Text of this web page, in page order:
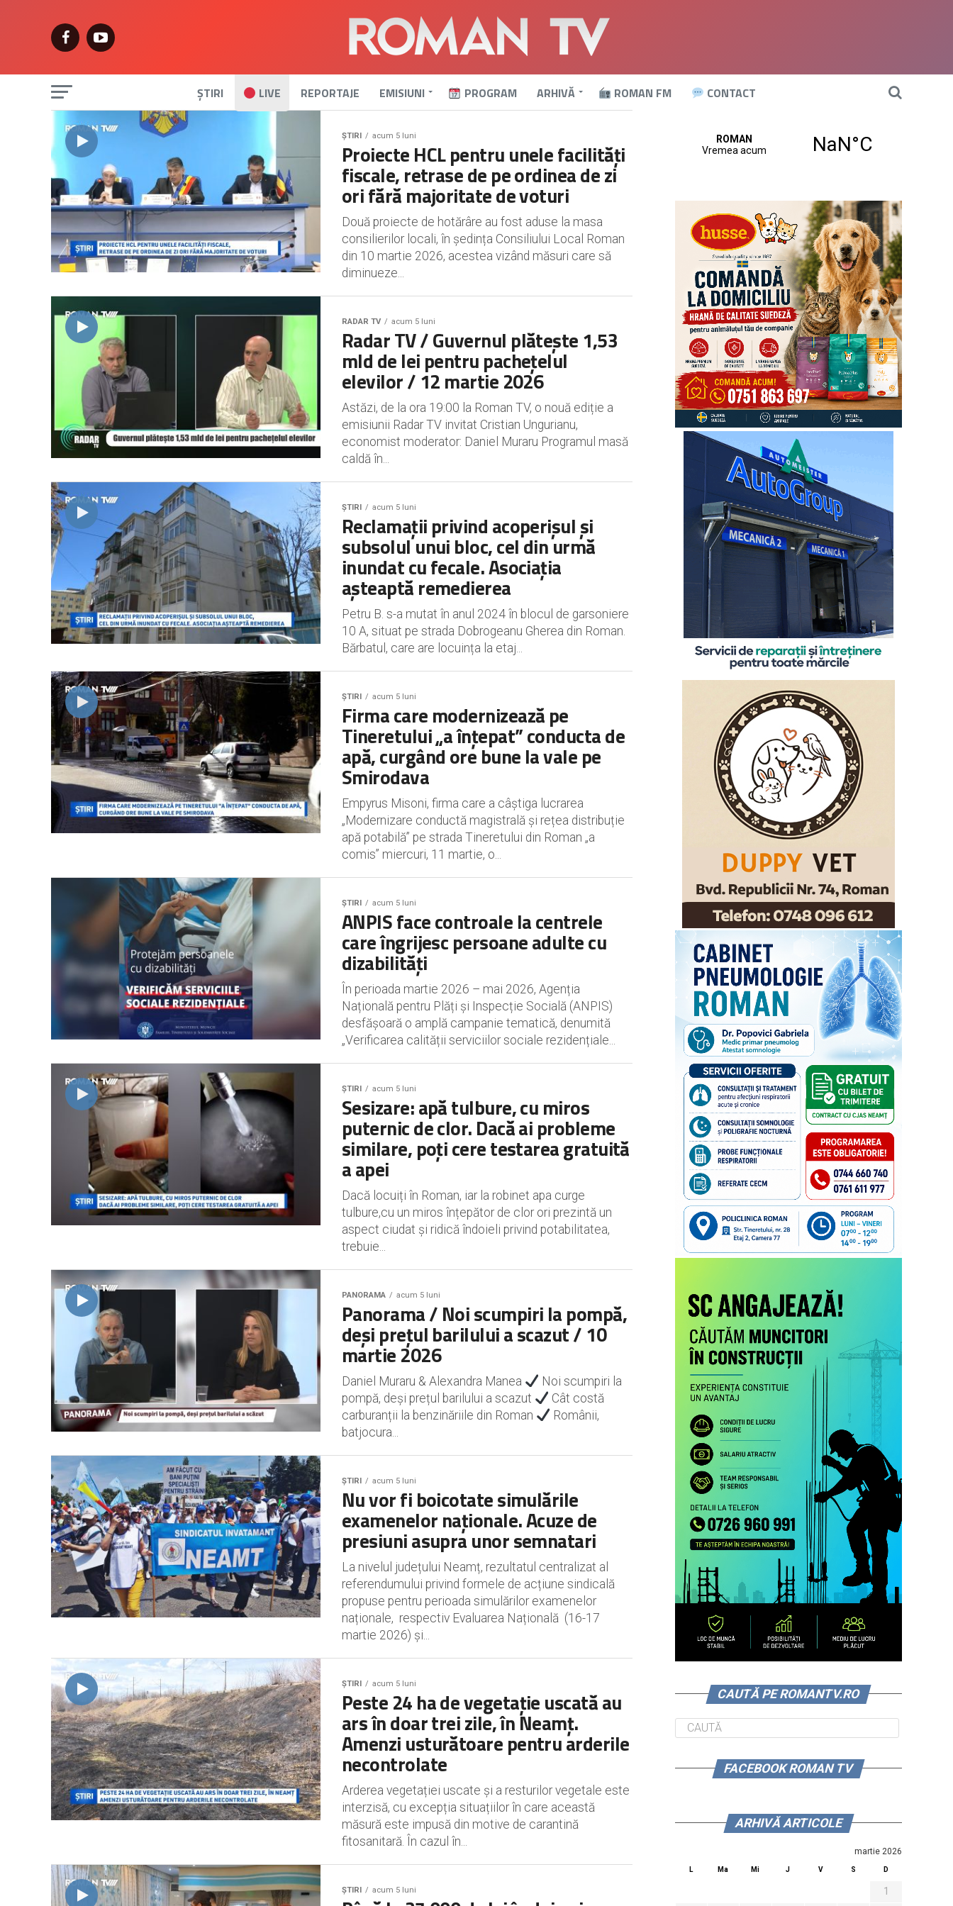
ȘTIRI LIVE REPORTAJE EMISIUNI PROGRAM ARHIVĂ ROMAN FM CONTACT
ȘTIRI acum 5 luni
Proiecte HCL pentru unele facilități
fiscale, retrase de pe ordinea de zi
ori fără majoritate de voturi
Două proiecte de hotărâre au fost aduse la masa
consilierilor locali, în ședința Consiliului Local Roman
din 10 martie 2026, acestea vizând măsuri care să
diminueze...
RADAR TV acum 5 luni
Radar TV / Guvernul plătește 1,53
mld de lei pentru pachețelul
elevilor / 12 martie 2026
Astăzi, de la ora 19:00 la Roman TV, o nouă ediție a
emisiunii Radar TV invitat Cristian Ungurianu,
economist moderator: Daniel Muraru Programul masă
caldă în...
ȘTIRI acum 5 luni
Reclamații privind acoperișul și
subsolul unui bloc, cel din urmă
inundat cu fecale. Asociația
așteaptă remedierea
Petru B. s-a mutat în anul 2024 în blocul de garsoniere
10 A, situat pe strada Dobrogeanu Gherea din Roman.
Bărbatul, care are locuința la etaj...
ȘTIRI acum 5 luni
Firma care modernizează pe
Tineretului „a înțepat” conducta de
apă, curgând ore bune la vale pe
Smirodava
Empyrus Misoni, firma care a câștiga lucrarea
„Modernizare conductă magistrală și rețea distribuție
apă potabilă” pe strada Tineretului din Roman „a
comis” miercuri, 11 martie, o...
ȘTIRI acum 5 luni
ANPIS face controale la centrele
care îngrijesc persoane adulte cu
dizabilități
În perioada martie 2026 – mai 2026, Agenția
Națională pentru Plăți și Inspecție Socială (ANPIS)
desfășoară o amplă campanie tematică, denumită
„Verificarea calității serviciilor sociale rezidențiale...
ȘTIRI acum 5 luni
Sesizare: apă tulbure, cu miros
puternic de clor. Dacă ai probleme
similare, poți cere testarea gratuită
a apei
Dacă locuiți în Roman, iar la robinet apa curge
tulbure,cu un miros înțepător de clor ori prezintă un
aspect ciudat și ridică îndoieli privind potabilitatea,
trebuie...
PANORAMA acum 5 luni
Panorama / Noi scumpiri la pompă,
deși prețul barilului a scazut / 10
martie 2026
Daniel Muraru & Alexandra Manea
Noi scumpiri la
pompă, deși prețul barilului a scazut
Cât costă
carburanții la benzinăriile din Roman
Românii,
batjocura...
ȘTIRI acum 5 luni
Nu vor fi boicotate simulările
examenelor naționale. Acuze de
presiuni asupra unor semnatari
La nivelul județului Neamț, rezultatul centralizat al
referendumului privind formele de acțiune sindicală
propuse pentru perioada simulărilor examenelor
naționale, respectiv Evaluarea Națională (16-17
martie 2026) şi...
ȘTIRI acum 5 luni
Peste 24 ha de vegetație uscată au
ars în doar trei zile, în Neamț.
Amenzi usturătoare pentru arderile
necontrolate
Arderea vegetației uscate și a resturilor vegetale este
interzisă, cu excepția situațiilor în care această
măsură este impusă din motive de carantină
fitosanitară. În cazul în...
ȘTIRI acum 5 luni
CAUTĂ PE ROMANTV.RO
FACEBOOK ROMAN TV
ARHIVĂ ARTICOLE
martie 2026
L Ma Mi J V S D
1